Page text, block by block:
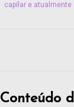
capilar e
Conteúdo